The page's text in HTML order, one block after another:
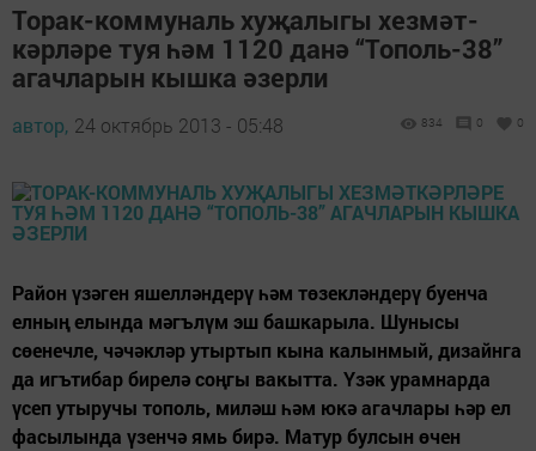
Торак-коммуналь ху­җа­лыгы хез­мәт­
кәрләре туя һәм 1120 данә “Тополь-38”
агачларын кышка әзерли
автор, 24 октябрь 2013 - 05:48 834 0 0
Район үзәген яшел­ләндерү һәм төзек­ләндерү буенча
елның елында мәгълүм эш башкарыла. Шунысы
сөенечле, чәчәкләр утыртып кына калынмый, дизайнга
да игътибар бирелә соңгы вакытта. Үзәк урамнарда
үсеп утыручы тополь, миләш һәм юкә агачлары һәр ел
фасылында үзенчә ямь бирә. Матур булсын өчен